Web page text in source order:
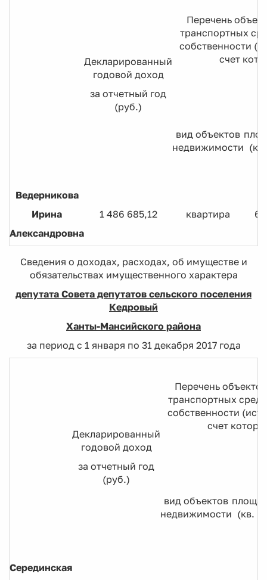
Декларированный
годовой доход
за отчетный год
(руб.)
Перечень
транспортных
собственности
счет
вид объектов
недвижимости
Ведерникова
Ирина
Александровна
1 486 685,12 квартира
Сведения о доходах, расходах, об имуществе и
обязательствах имущественного характера
депутата Совета депутатов сельского поселения
Кедровый
Ханты-Мансийского района
за период с 1 января по 31 декабря 2017 года
Декларированный
годовой доход
за отчетный год
(руб.)
Перечень
транспортных
собственности
счет
вид объектов
недвижимости (кв. м)
Серединская